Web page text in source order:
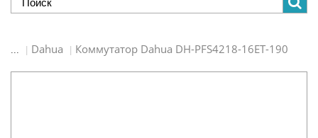
... Dahua Коммутатор Dahua DH-PFS4218-16ET-190